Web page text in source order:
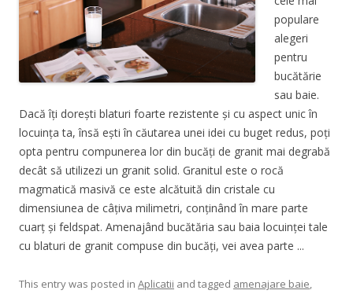
populare
alegeri
pentru
bucătărie
sau baie.
Dacă îți dorești blaturi foarte rezistente și cu aspect unic în
locuința ta, însă ești în căutarea unei idei cu buget redus, poți
opta pentru compunerea lor din bucăți de granit mai degrabă
decât să utilizezi un granit solid. Granitul este o rocă
magmatică masivă ce este alcătuită din cristale cu
dimensiunea de câțiva milimetri, conținând în mare parte
cuarț și feldspat. Amenajând bucătăria sau baia locuinței tale
cu blaturi de granit compuse din bucăți, vei avea parte ...
This entry was posted in Aplicatii and tagged amenajare baie,